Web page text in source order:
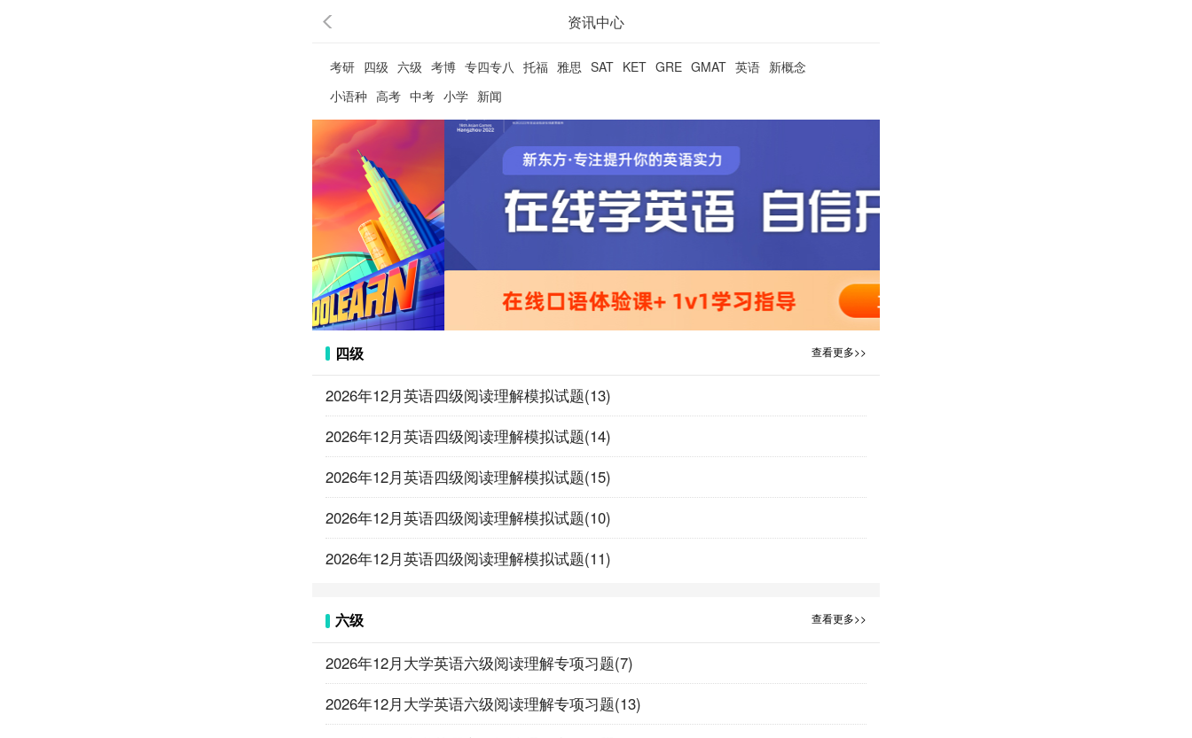
资讯中心
考研 四级 六级 考博 专四专八 托福 雅思 SAT KET GRE GMAT 英语 新概念
小语种 高考 中考 小学 新闻
四级 查看更多>>
2026年12月英语四级阅读理解模拟试题(13)
2026年12月英语四级阅读理解模拟试题(14)
2026年12月英语四级阅读理解模拟试题(15)
2026年12月英语四级阅读理解模拟试题(10)
2026年12月英语四级阅读理解模拟试题(11)
六级 查看更多>>
2026年12月大学英语六级阅读理解专项习题(7)
2026年12月大学英语六级阅读理解专项习题(13)